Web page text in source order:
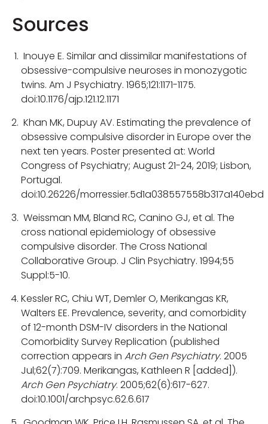
Sources
Inouye E. Similar and dissimilar manifestations of
obsessive-compulsive neuroses in monozygotic
twins. Am J Psychiatry. 1965;121:1171-1175.
doi:10.1176/ajp.121.12.1171
Khan MK, Dupuy AV. Estimating the prevalence of
obsessive compulsive disorder in Europe over the
next ten years. Poster presented at: World
Congress of Psychiatry; August 21-24, 2019; Lisbon,
Portugal.
doi:10.26226/morressier.5d1a038557558b317a140ebd
Weissman MM, Bland RC, Canino GJ, et al. The
cross national epidemiology of obsessive
compulsive disorder. The Cross National
Collaborative Group. J Clin Psychiatry. 1994;55
Suppl:5-10.
Kessler RC, Chiu WT, Demler O, Merikangas KR,
Walters EE. Prevalence, severity, and comorbidity
of 12-month DSM-IV disorders in the National
Comorbidity Survey Replication (published
correction appears in Arch Gen Psychiatry. 2005
Jul;62(7):709. Merikangas, Kathleen R [added]).
Arch Gen Psychiatry. 2005;62(6):617-627.
doi:10.1001/archpsyc.62.6.617